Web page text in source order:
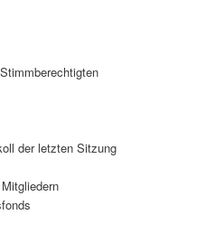
der letzten Sitzung